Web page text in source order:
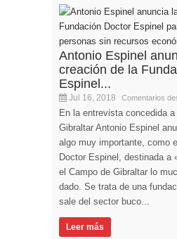
Antonio Espinel
creación de la
Espinel...
Jul 16, 2018 Comentarios
En la entrevista concedida
Gibraltar Antonio Espinel
algo muy importante, como
Doctor Espinel, destinada a
el Campo de Gibraltar lo
dado. Se trata de una
sale del sector buco...
Leer más